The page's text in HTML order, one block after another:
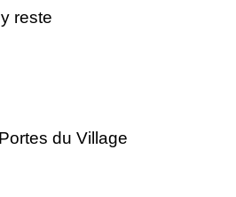
reste
du Village